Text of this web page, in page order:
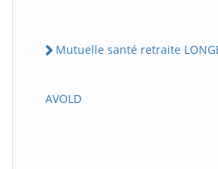
Mutuelle santé retraite
AVOLD